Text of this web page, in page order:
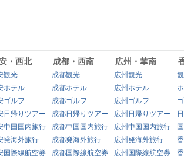
・西北 成都・西南 広州・華南
観光 成都観光 広州観光
ホテル 成都ホテル 広州ホテル
ゴルフ 成都ゴルフ 広州ゴルフ
日帰りツアー 成都日帰りツアー 広州日帰りツアー
中国国内旅行 成都中国国内旅行 広州中国国内旅行
発海外旅行 成都発海外旅行 広州発海外旅行
国際線航空券 成都国際線航空券 広州国際線航空券